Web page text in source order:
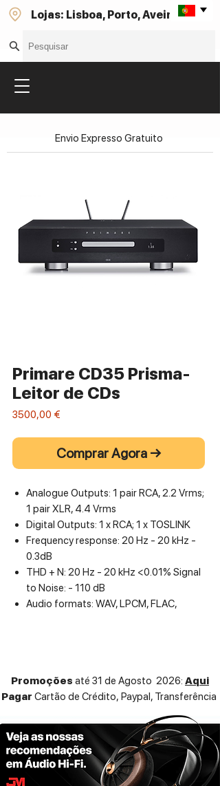
Lojas: Lisboa, Porto, Aveiro
Primare CD35 Prisma-
Leitor de CDs
3500,00 €
Comprar Agora →
Analogue Outputs: 1 pair RCA, 2.2 Vrms;
1 pair XLR, 4.4 Vrms
Digital Outputs: 1 x RCA; 1 x TOSLINK
Frequency response: 20 Hz - 20 kHz -
0.3dB
THD + N: 20 Hz - 20 kHz <0.01% Signal
to Noise: - 110 dB
Audio formats: WAV, LPCM, FLAC,
compliant; 2.4 / 5 gHz Inputs: USB-A
(192 kHz); LAN x 2 (192 kHz); WLAN
Envio Expresso Gratuito
Promoções até 31 de Agosto 2026: Aqui
Pagar Cartão de Crédito, Paypal, Transferência